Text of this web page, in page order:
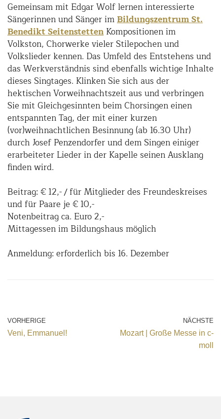
Gemeinsam mit Edgar Wolf lernen interessierte
Sängerinnen und Sänger imBildungszentrum St.
Benedikt Seitenstetten Kompositionen im
Volkston, Chorwerke vieler Stilepochen und
Volkslieder kennen. Das Umfeld des Entstehens und
das Werkverständnis sind ebenfalls wichtige Inhalte
dieses Singtages. Klinken Sie sich aus der
hektischen Vorweihnachtszeit aus und verbringen
Sie mit Gleichgesinnten beim Chorsingen einen
entspannten Tag, der mit einer kurzen
(vor)weihnachtlichen Besinnung (ab 16.30 Uhr)
durch Josef Penzendorfer und dem Singen einiger
erarbeiteter Lieder in der Kapelle seinen Ausklang
finden wird.
Beitrag: € 12,- / für Mitglieder des Freundeskreises
und für Paare je € 10,-
Notenbeitrag ca. Euro 2,-
Mittagessen im Bildungshaus möglich
Anmeldung: erforderlich bis 16. Dezember
VORHERIGE
Veni, Emmanuel!
NÄCHSTE
Mozart | Große Messe in c-
moll